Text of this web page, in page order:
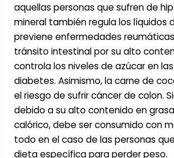
aquellas personas que sufren de
mineral también regula los líquidos
previene enfermedades
tránsito intestinal por su alto
controla los niveles de azúcar en
diabetes. Asimismo, la carne de
el riesgo de sufrir cáncer de colon.
debido a su alto contenido en
calórico, debe ser consumido con
todo en el caso de las personas
dieta específica para perder peso.